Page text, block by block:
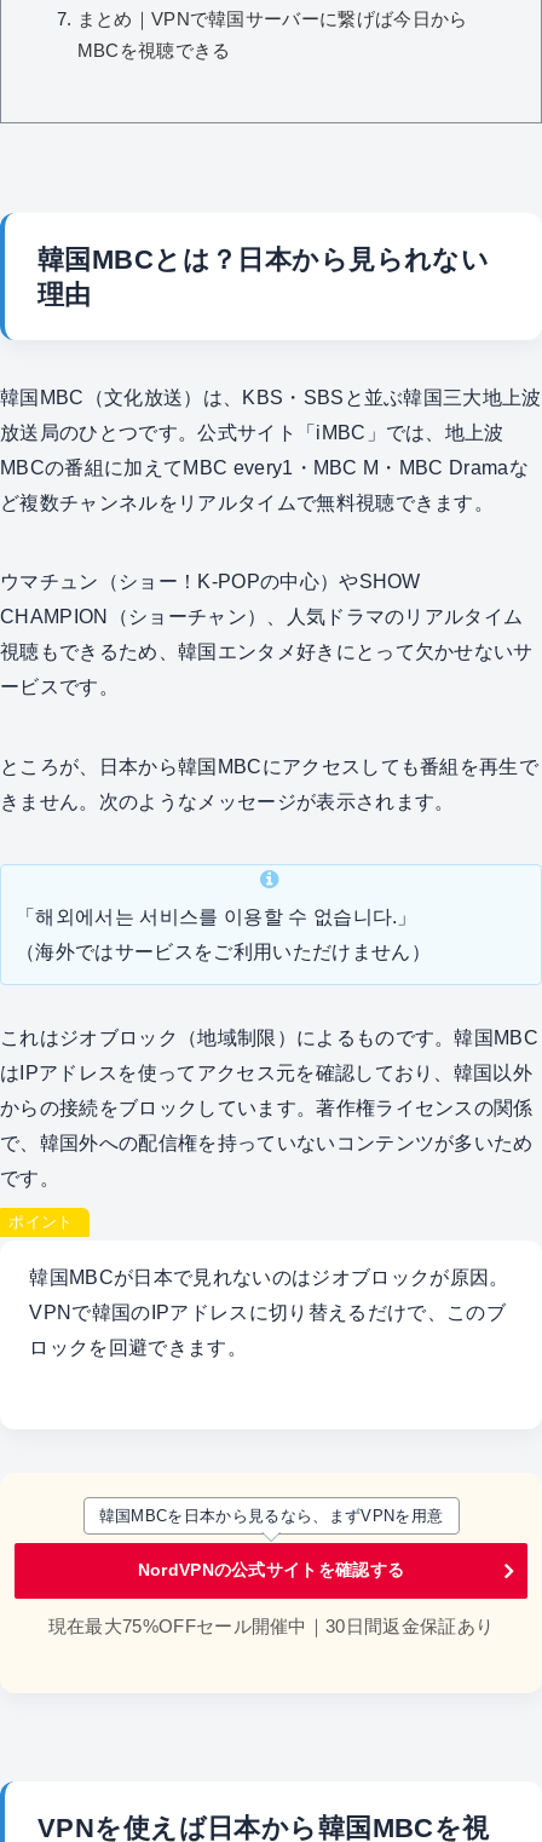
まとめ｜VPNで韓国サーバーに繋げば今日から
MBCを視聴できる
韓国MBCとは？日本から見られない
理由
韓国MBC（文化放送）は、KBS・SBSと並ぶ韓国三大地上波
放送局のひとつです。公式サイト「iMBC」では、地上波
MBCの番組に加えてMBC every1・MBC M・MBC Dramaな
ど複数チャンネルをリアルタイムで無料視聴できます。
ウマチュン（ショー！K-POPの中心）やSHOW
CHAMPION（ショーチャン）、人気ドラマのリアルタイム
視聴もできるため、韓国エンタメ好きにとって欠かせないサ
ービスです。
ところが、日本から韓国MBCにアクセスしても番組を再生で
きません。次のようなメッセージが表示されます。
「해외에서는 서비스를 이용할 수 없습니다.」
（海外ではサービスをご利用いただけません）
これはジオブロック（地域制限）によるものです。韓国MBC
はIPアドレスを使ってアクセス元を確認しており、韓国以外
からの接続をブロックしています。著作権ライセンスの関係
で、韓国外への配信権を持っていないコンテンツが多いため
です。
ポイント
韓国MBCが日本で見れないのはジオブロックが原因。
VPNで韓国のIPアドレスに切り替えるだけで、このブ
ロックを回避できます。
韓国MBCを日本から見るなら、まずVPNを用意
NordVPNの公式サイトを確認する
現在最大75%OFFセール開催中｜30日間返金保証あり
VPNを使えば日本から韓国MBCを視